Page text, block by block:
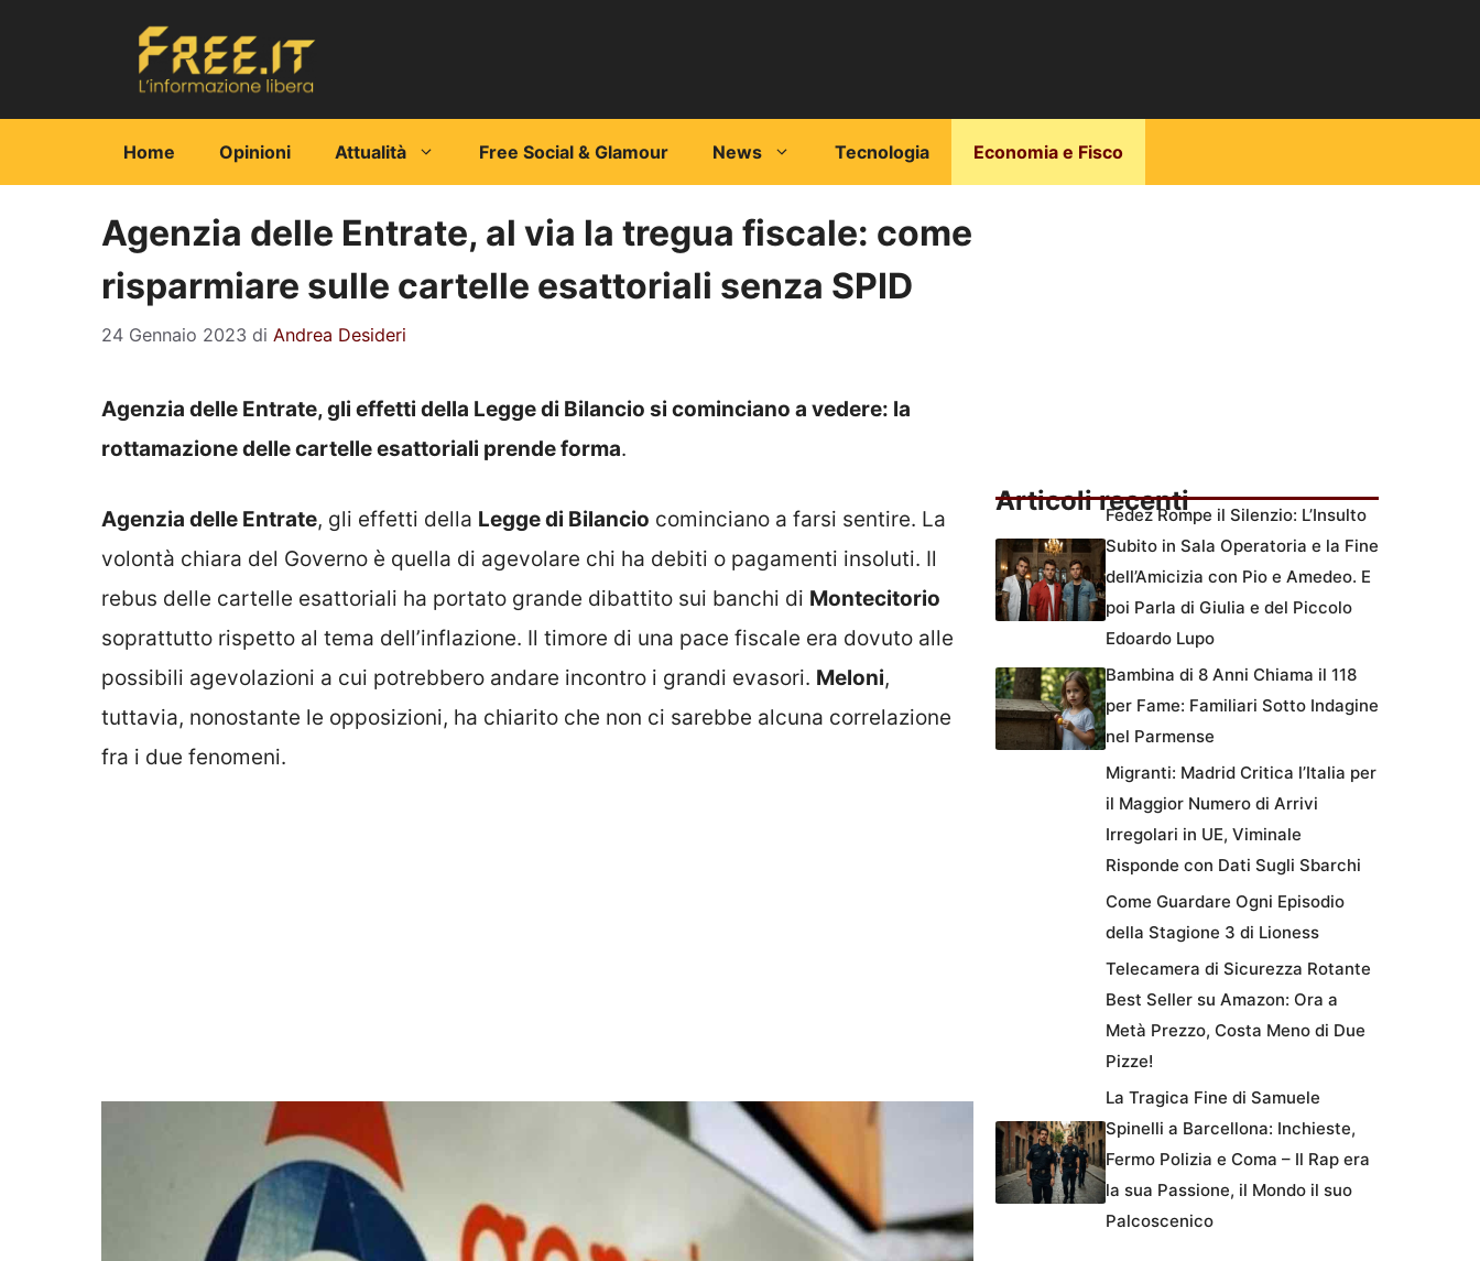
Home Opinioni Attualità Free Social & Glamour News Tecnologia Economia e Fisco
Agenzia delle Entrate, al via la tregua fiscale: come
risparmiare sulle cartelle esattoriali senza SPID
24 Gennaio 2023 di Andrea Desideri
Agenzia delle Entrate, gli effetti della Legge di Bilancio si cominciano a vedere: la
rottamazione delle cartelle esattoriali prende forma.
Agenzia delle Entrate, gli effetti della Legge di Bilancio cominciano a farsi sentire. La
volontà chiara del Governo è quella di agevolare chi ha debiti o pagamenti insoluti. Il
rebus delle cartelle esattoriali ha portato grande dibattito sui banchi di Montecitorio
soprattutto rispetto al tema dell’inflazione. Il timore di una pace fiscale era dovuto alle
possibili agevolazioni a cui potrebbero andare incontro i grandi evasori. Meloni,
tuttavia, nonostante le opposizioni, ha chiarito che non ci sarebbe alcuna correlazione
fra i due fenomeni.
Articoli recentiFedez Rompe il Silenzio: L’Insulto
Subito in Sala Operatoria e la Fine
dell’Amicizia con Pio e Amedeo. E
poi Parla di Giulia e del Piccolo
Edoardo Lupo
Bambina di 8 Anni Chiama il 118
per Fame: Familiari Sotto Indagine
nel Parmense
Migranti: Madrid Critica l’Italia per
il Maggior Numero di Arrivi
Irregolari in UE, Viminale
Risponde con Dati Sugli Sbarchi
Come Guardare Ogni Episodio
della Stagione 3 di Lioness
Telecamera di Sicurezza Rotante
Best Seller su Amazon: Ora a
Metà Prezzo, Costa Meno di Due
Pizze!
La Tragica Fine di Samuele
Spinelli a Barcellona: Inchieste,
Fermo Polizia e Coma – Il Rap era
la sua Passione, il Mondo il suo
Palcoscenico